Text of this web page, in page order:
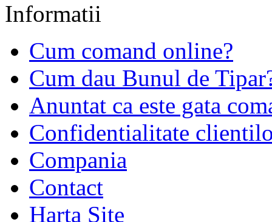
Informatii
Cum comand online?
Cum dau Bunul de
Anuntat ca este gata
Confidentialitate
Compania
Contact
Harta Site